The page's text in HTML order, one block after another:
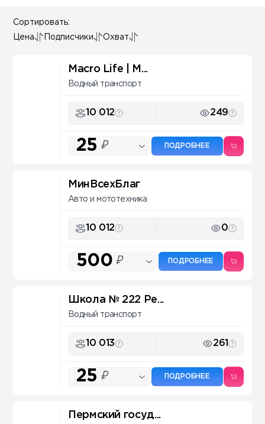
Сортировать:
Цена Подписчики Охват
Macro Life | М...
Водный транспорт
10 012 249
25 ₽ ПОДРОБНЕЕ
МинВсехБлаг
Авто и мототехника
10 012 0
500 ₽ ПОДРОБНЕЕ
Школа № 222 Pe...
Водный транспорт
10 013 261
25 ₽ ПОДРОБНЕЕ
Пермский госуд...